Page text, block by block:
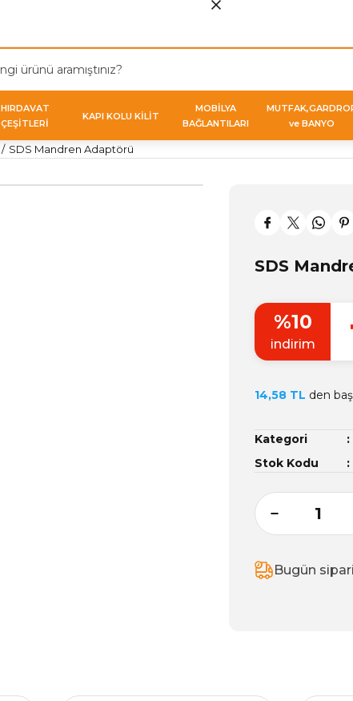
HIRDAVAT
ÇEŞİTLERİ
KAPI KOLU KİLİT
MOBİLYA
BAĞLANTILARI
ve BANYO
SDS Mandren Adaptörü
SDS
%10
indirim
14,58 TL den
Kategori
Stok Kodu
Bugün